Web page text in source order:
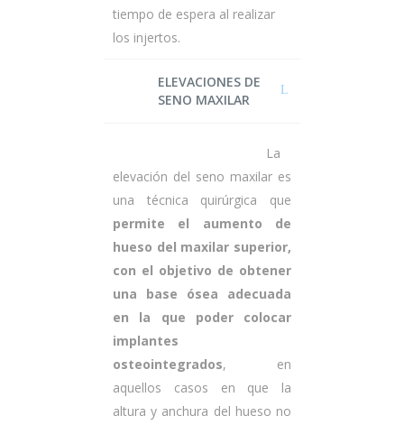
tiempo de espera al realizar
los injertos.
ELEVACIONES DE
SENO MAXILAR
La
elevación del seno maxilar es
una técnica quirúrgica que
permite el aumento de
hueso del maxilar superior,
con el objetivo de obtener
una base ósea adecuada
en la que poder colocar
implantes
osteointegrados, en
aquellos casos en que la
altura y anchura del hueso no